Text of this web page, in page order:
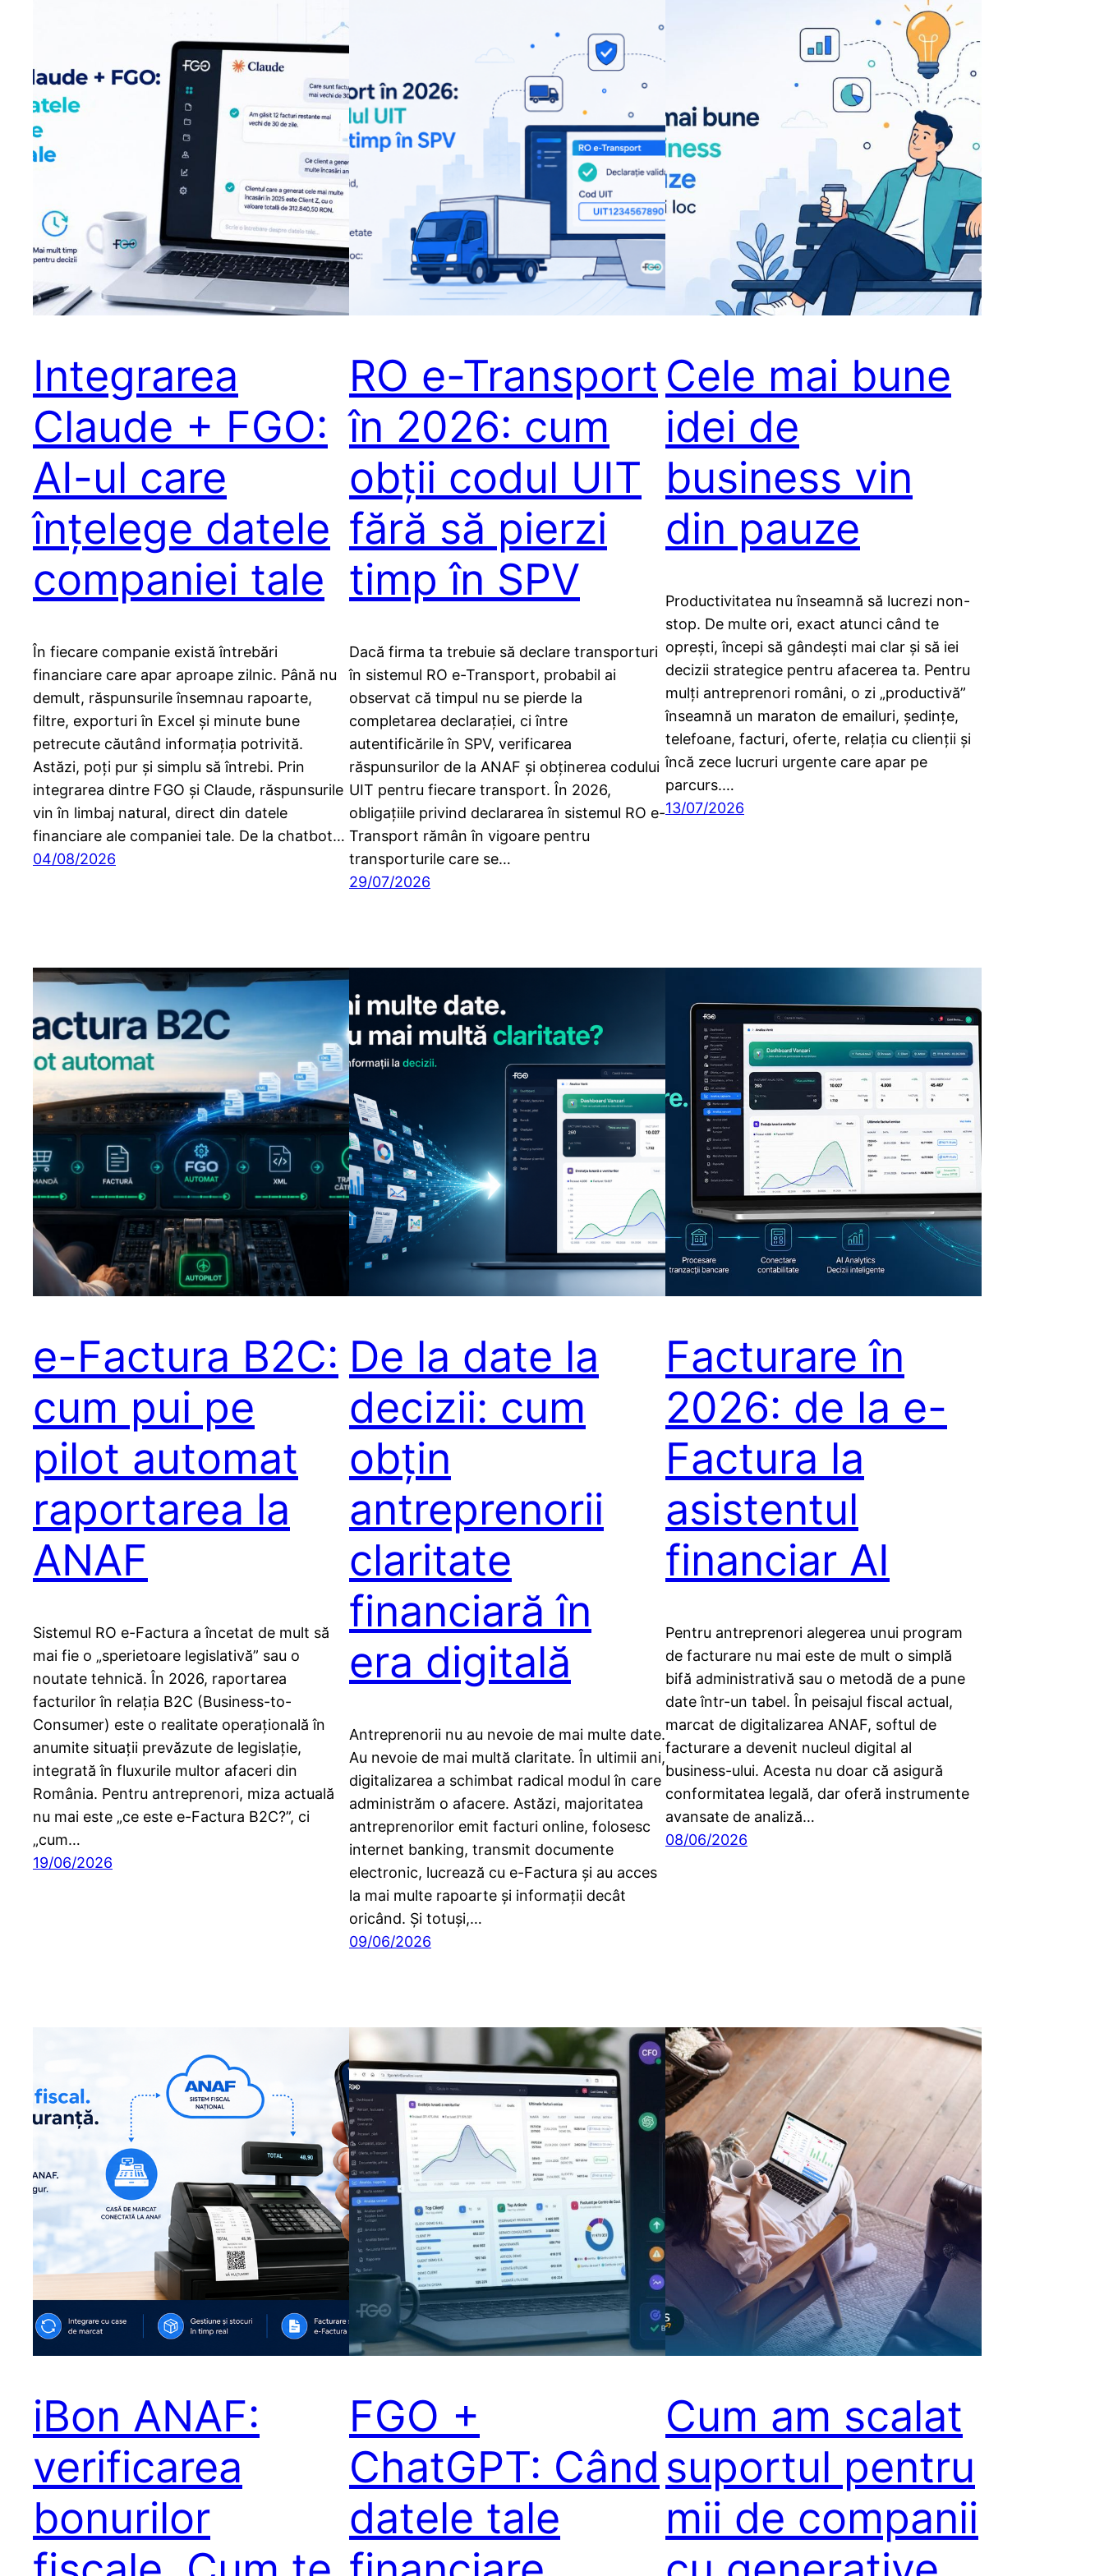
Integrarea
Claude + FGO:
AI-ul care
înțelege datele
companiei tale
În fiecare companie există întrebări
financiare care apar aproape zilnic. Până nu
demult, răspunsurile însemnau rapoarte,
filtre, exporturi în Excel și minute bune
petrecute căutând informația potrivită.
Astăzi, poți pur și simplu să întrebi. Prin
integrarea dintre FGO și Claude, răspunsurile
vin în limbaj natural, direct din datele
financiare ale companiei tale. De la chatbot…
04/08/2026
RO e-Transport
în 2026: cum
obții codul UIT
fără să pierzi
timp în SPV
Dacă firma ta trebuie să declare transporturi
în sistemul RO e-Transport, probabil ai
observat că timpul nu se pierde la
completarea declarației, ci între
autentificările în SPV, verificarea
răspunsurilor de la ANAF și obținerea codului
UIT pentru fiecare transport. În 2026,
obligațiile privind declararea în sistemul RO e-
Transport rămân în vigoare pentru
transporturile care se…
29/07/2026
Cele mai bune
idei de
business vin
din pauze
Productivitatea nu înseamnă să lucrezi non-
stop. De multe ori, exact atunci când te
oprești, începi să gândești mai clar și să iei
decizii strategice pentru afacerea ta. Pentru
mulți antreprenori români, o zi „productivă”
înseamnă un maraton de emailuri, ședințe,
telefoane, facturi, oferte, relația cu clienții și
încă zece lucruri urgente care apar pe
parcurs.…
13/07/2026
e-Factura B2C:
cum pui pe
pilot automat
raportarea la
ANAF
Sistemul RO e-Factura a încetat de mult să
mai fie o „sperietoare legislativă” sau o
noutate tehnică. În 2026, raportarea
facturilor în relația B2C (Business-to-
Consumer) este o realitate operațională în
anumite situații prevăzute de legislație,
integrată în fluxurile multor afaceri din
România. Pentru antreprenori, miza actuală
nu mai este „ce este e-Factura B2C?”, ci
„cum…
19/06/2026
De la date la
decizii: cum
obțin
antreprenorii
claritate
financiară în
era digitală
Antreprenorii nu au nevoie de mai multe date.
Au nevoie de mai multă claritate. În ultimii ani,
digitalizarea a schimbat radical modul în care
administrăm o afacere. Astăzi, majoritatea
antreprenorilor emit facturi online, folosesc
internet banking, transmit documente
electronic, lucrează cu e-Factura și au acces
la mai multe rapoarte și informații decât
oricând. Și totuși,…
09/06/2026
Facturare în
2026: de la e-
Factura la
asistentul
financiar AI
Pentru antreprenori alegerea unui program
de facturare nu mai este de mult o simplă
bifă administrativă sau o metodă de a pune
date într-un tabel. În peisajul fiscal actual,
marcat de digitalizarea ANAF, softul de
facturare a devenit nucleul digital al
business-ului. Acesta nu doar că asigură
conformitatea legală, dar oferă instrumente
avansate de analiză…
08/06/2026
iBon ANAF:
verificarea
bonurilor
FGO +
ChatGPT: Când
datele tale
Cum am scalat
suportul pentru
mii de companii